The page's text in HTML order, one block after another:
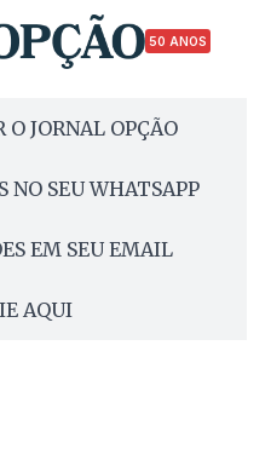
50 ANOS
O JORNAL OPÇÃO
NO SEU WHATSAPP
EM SEU EMAIL
AQUI